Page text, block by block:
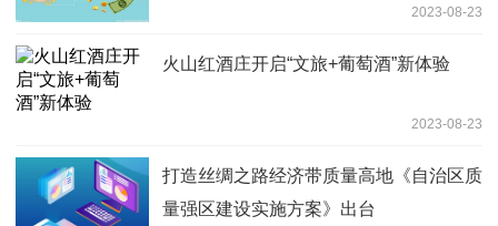
2023-08-23
火山红酒庄开启“文旅+葡萄酒”新体验
2023-08-23
打造丝绸之路经济带质量高地《自治区质
量强区建设实施方案》出台